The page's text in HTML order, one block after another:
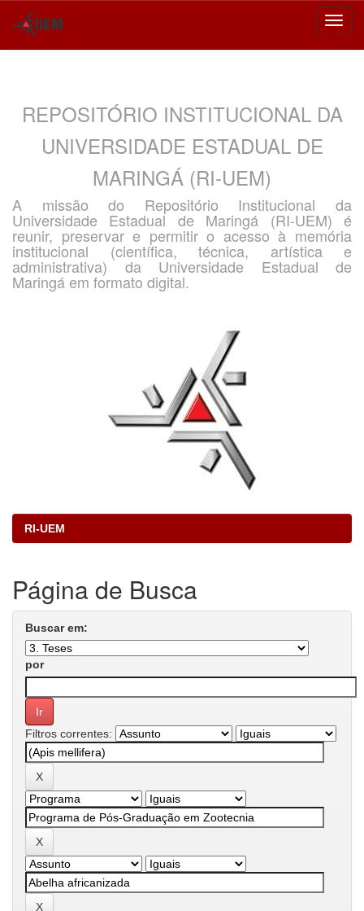
REPOSITÓRIO INSTITUCIONAL DA
UNIVERSIDADE ESTADUAL DE
MARINGÁ (RI-UEM)
A missão do Repositório Institucional da
Universidade Estadual de Maringá (RI-UEM) é
reunir, preservar e permitir o acesso à memória
institucional (científica, técnica, artística e
administrativa) da Universidade Estadual de
Maringá em formato digital.
RI-UEM
Página de Busca
Buscar em:
por
Filtros correntes: